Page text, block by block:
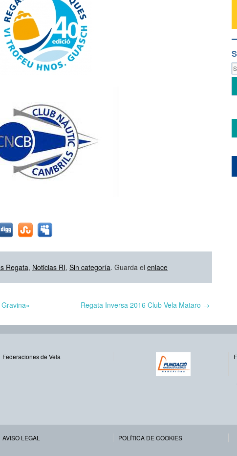
Regata, Noticias RI, Sin categoría. Guarda el enlace
Regata Inversa 2016 Club Vela Mataro →
Federaciones de Vela
AVISO LEGAL POLÍTICA DE COOKIES